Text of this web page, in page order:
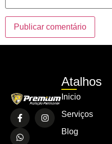
Atalhos
Inicio
Serviços
Blog